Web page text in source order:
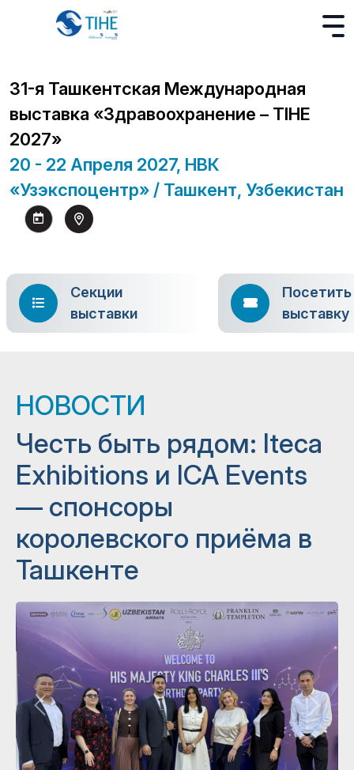
31-я Ташкентская Международная
выставка «Здравоохранение – TIHE
2027»
20 - 22 Апреля 2027, НВК
«Узэкспоцентр» / Ташкент, Узбекистан
Секции
выставки
Посетить
выставку
НОВОСТИ
Честь быть рядом: Iteca
Exhibitions и ICA Events
— спонсоры
королевского приёма в
Ташкенте